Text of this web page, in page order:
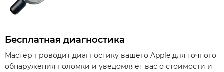
Бесплатная диагностика
Мастер проводит диагностику вашего Apple для точного
обнаружения поломки и уведомляет вас о стоимости и